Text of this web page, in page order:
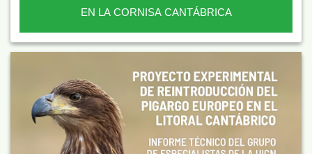
EN LA CORNISA CANTÁBRICA